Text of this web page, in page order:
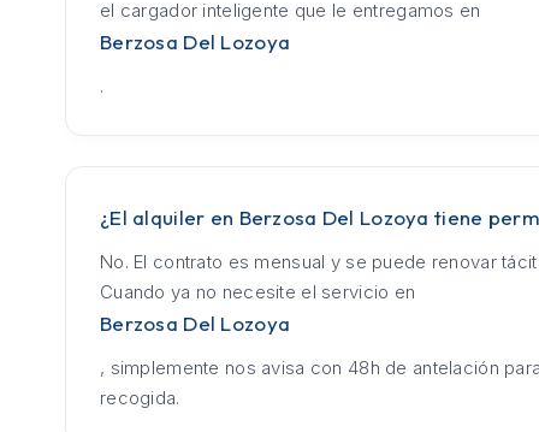
el cargador inteligente que le entregamos en
Berzosa Del Lozoya
.
¿El alquiler en Berzosa Del Lozoya tiene
No. El contrato es mensual y se puede renovar
Cuando ya no necesite el servicio en
Berzosa Del Lozoya
, simplemente nos avisa con 48h de antelación
recogida.